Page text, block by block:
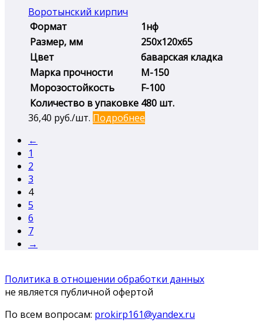
Воротынский кирпич
Формат
1нф
Размер, мм
250х120х65
Цвет
баварская кладка
Марка прочности
М-150
Морозостойкость
F-100
Количество в упаковке 480 шт.
36,40 руб./шт. Подробнее
←
1
2
3
4
5
6
7
→
Политика в отношении обработки данных
не является публичной офертой
По всем вопросам: prokirp161@yandex.ru